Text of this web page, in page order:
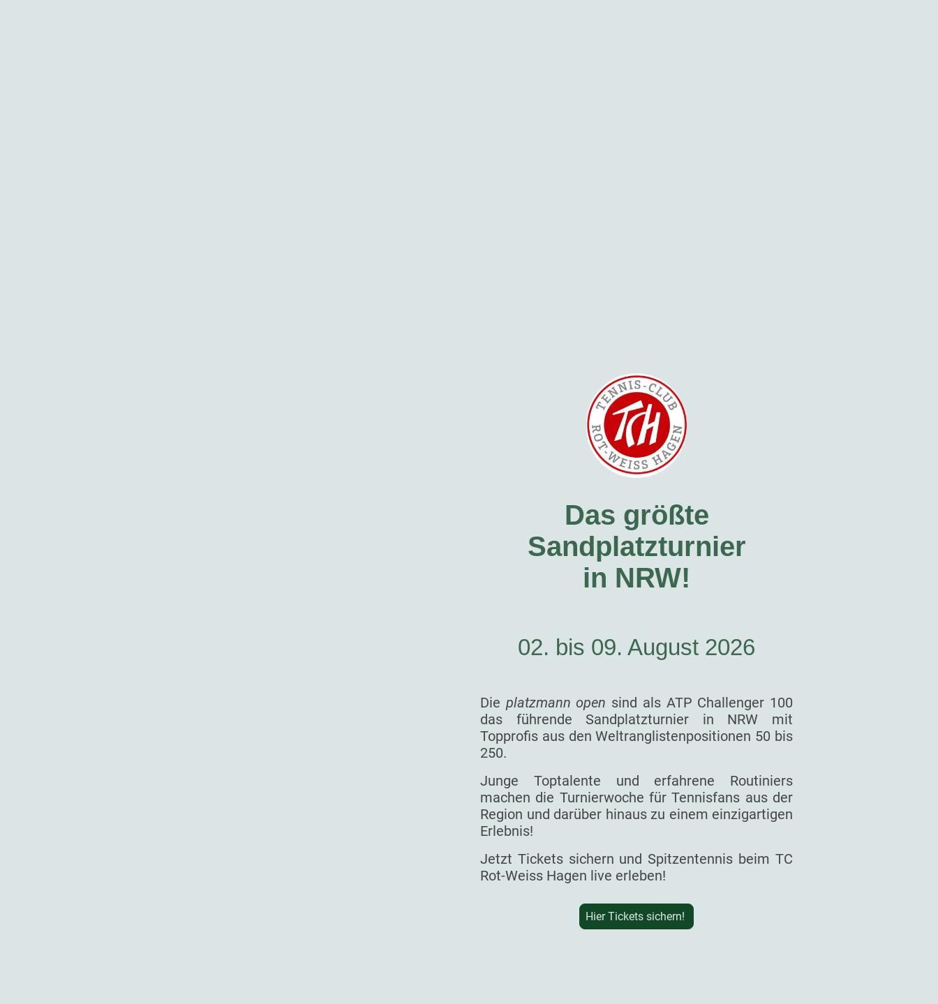
Das größte
Sandplatzturnier
in NRW!
02. bis 09. August 2026
Die platzmann open sind als ATP Challenger 100
das führende Sandplatzturnier in NRW mit
Topprofis aus den Weltranglistenpositionen 50 bis
250.
Junge Toptalente und erfahrene Routiniers
machen die Turnierwoche für Tennisfans aus der
Region und darüber hinaus zu einem einzigartigen
Erlebnis!
Jetzt Tickets sichern und Spitzentennis beim TC
Rot-Weiss Hagen live erleben!
Hier Tickets sichern!